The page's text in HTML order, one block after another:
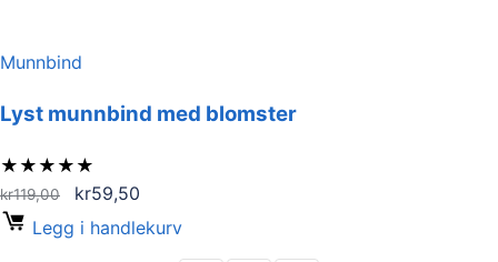
Munnbind
Lyst munnbind med blomster
★ ★ ★ ★ ★
kr119,00
Opprinnelig
pris
kr59,50
pris
Legg i handlekurv